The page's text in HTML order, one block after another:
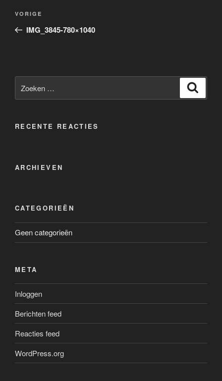
Berichtnavigatie
Vorig
bericht
VORIGE
IMG_3845-780×1040
naar:
RECENTE REACTIES
ARCHIEVEN
CATEGORIEËN
Geen categorieën
META
Inloggen
Berichten feed
Reacties feed
WordPress.org